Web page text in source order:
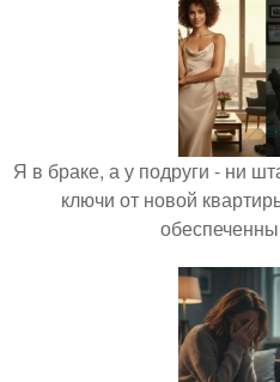
Я в браке, а у подруги - ни
ключи от новой